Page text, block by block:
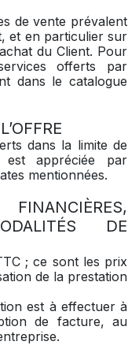
de vente prévalent
et en particulier sur
du Client. Pour
offerts par
dans le catalogue
dans la limite de
est appréciée par
mentionnées.
DE
; ce sont les prix
de la prestation
est à effectuer à
de facture, au